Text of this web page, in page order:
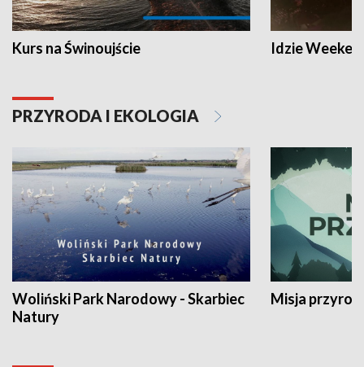
Kurs na Świnoujście Idzie
PRZYRODA I EKOLOGIA
Woliński Park Narodowy - Skarbiec
Natury
Misja